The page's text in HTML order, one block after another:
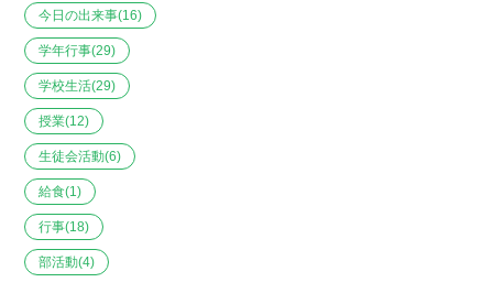
今日の出来事(16)
学年行事(29)
学校生活(29)
授業(12)
生徒会活動(6)
給食(1)
行事(18)
部活動(4)